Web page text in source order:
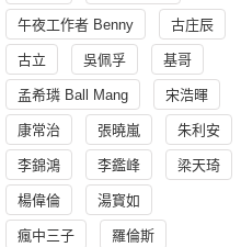
午夜工作者 Benny 古庄辰
古立 吳佩孚 基哥
孟希璘 Ball Mang 宋浩暉
康常治 張曉嵐 朱利安
李錦鴻 李鑑峰 梁天琦
楊偉倫 湯寳如
瘋中三子 羅倫斯